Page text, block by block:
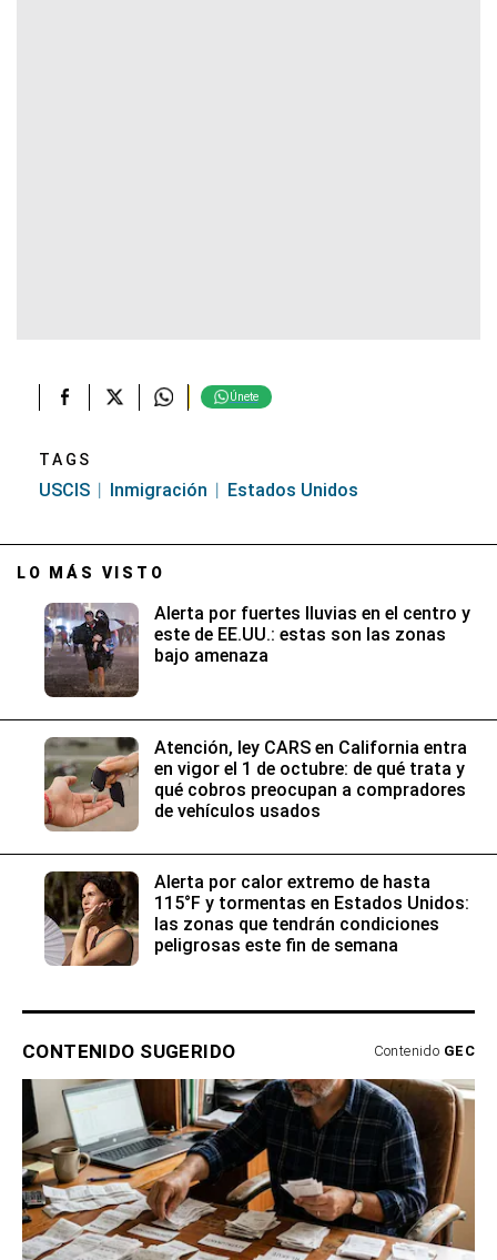
Únete
TAGS
USCIS Inmigración Estados Unidos
LO MÁS VISTO
Alerta por fuertes lluvias en el centro y
este de EE.UU.: estas son las zonas
bajo amenaza
Atención, ley CARS en California entra
en vigor el 1 de octubre: de qué trata y
qué cobros preocupan a compradores
de vehículos usados
Alerta por calor extremo de hasta
115°F y tormentas en Estados Unidos:
las zonas que tendrán condiciones
peligrosas este fin de semana
CONTENIDO SUGERIDO Contenido GEC